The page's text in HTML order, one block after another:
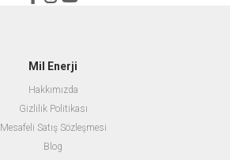
Mil Enerji
Hakkımızda
Gizlilik Politikası
Mesafeli Satış Sözleşmesi
Blog